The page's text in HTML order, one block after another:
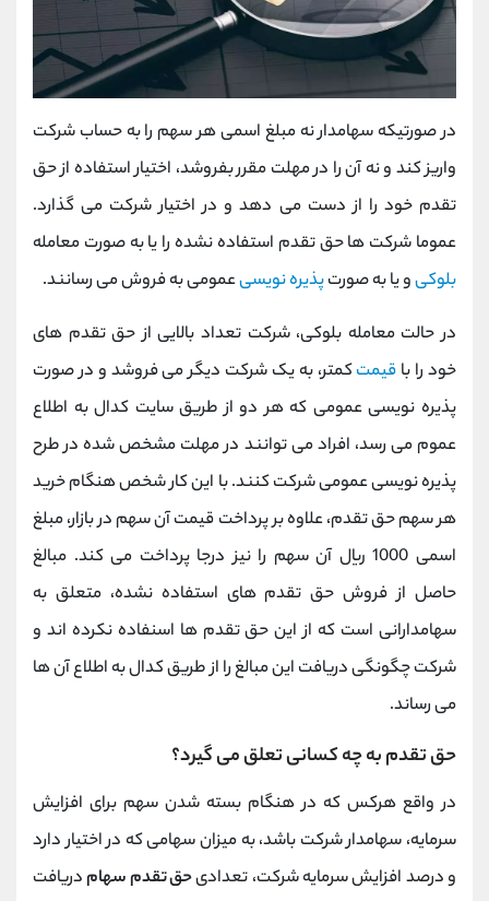
در صورتیکه سهامدار نه مبلغ اسمی هر سهم را به حساب شرکت
واریز کند و نه آن را در مهلت مقرر بفروشد، اختیار استفاده از حق
تقدم خود را از دست می دهد و در اختیار شرکت می گذارد.
عموما شرکت ها حق تقدم استفاده نشده را یا به صورت معامله
بلوکیو یا به صورتپذیره نویسیعمومی به فروش می رسانند.
در حالت معامله بلوکی، شرکت تعداد بالایی از حق تقدم های
خود را با قیمتکمتر، به یک شرکت دیگر می فروشد و در صورت
پذیره نویسی عمومی که هر دو از طریق سایت کدال به اطلاع
عموم می رسد، افراد می توانند در مهلت مشخص شده در طرح
پذیره نویسی عمومی شرکت کنند. با این کار شخص هنگام خرید
هر سهم حق تقدم، علاوه بر پرداخت قیمت آن سهم در بازار، مبلغ
اسمی 1000 ریال آن سهم را نیز درجا پرداخت می کند. مبالغ
حاصل از فروش حق تقدم های استفاده نشده، متعلق به
سهامدارانی است که از این حق تقدم ها اسنفاده نکرده اند و
شرکت چگونگی دریافت این مبالغ را از طریق کدال به اطلاع آن ها
می رساند.
حق تقدم به چه کسانی تعلق می گیرد؟
در واقع هرکس که در هنگام بسته شدن سهم برای افزایش
سرمایه، سهامدار شرکت باشد، به میزان سهامی که در اختیار دارد
و درصد افزایش سرمایه شرکت، تعدادیحق تقدم سهامدریافت